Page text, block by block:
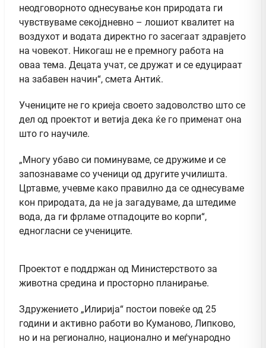
неодговорното однесување кон природата ги
чувствуваме секојдневно – лошиот квалитет на
воздухот и водата директно го засегаат здравјето
на човекот. Никогаш не е премногу работа на
оваа тема. Децата учат, се дружат и се едуцираат
на забавен начин“, смета Антиќ.
Учениците не го криеја своето задоволство што се
дел од проектот и ветија дека ќе го применат она
што го научиле.
„Многу убаво си поминуваме, се дружиме и се
запознаваме со ученици од другите училишта.
Цртавме, учевме како правилно да се однесуваме
кон природата, да не ја загадуваме, да штедиме
вода, да ги фрламе отпадоците во корпи“,
едногласни се учениците.
Проектот е поддржан од Министерството за
животна средина и просторно планирање.
Здружението „Илирија“ постои повеќе од 25
години и активно работи во Куманово, Липково,
но и на регионално, национално и меѓународно